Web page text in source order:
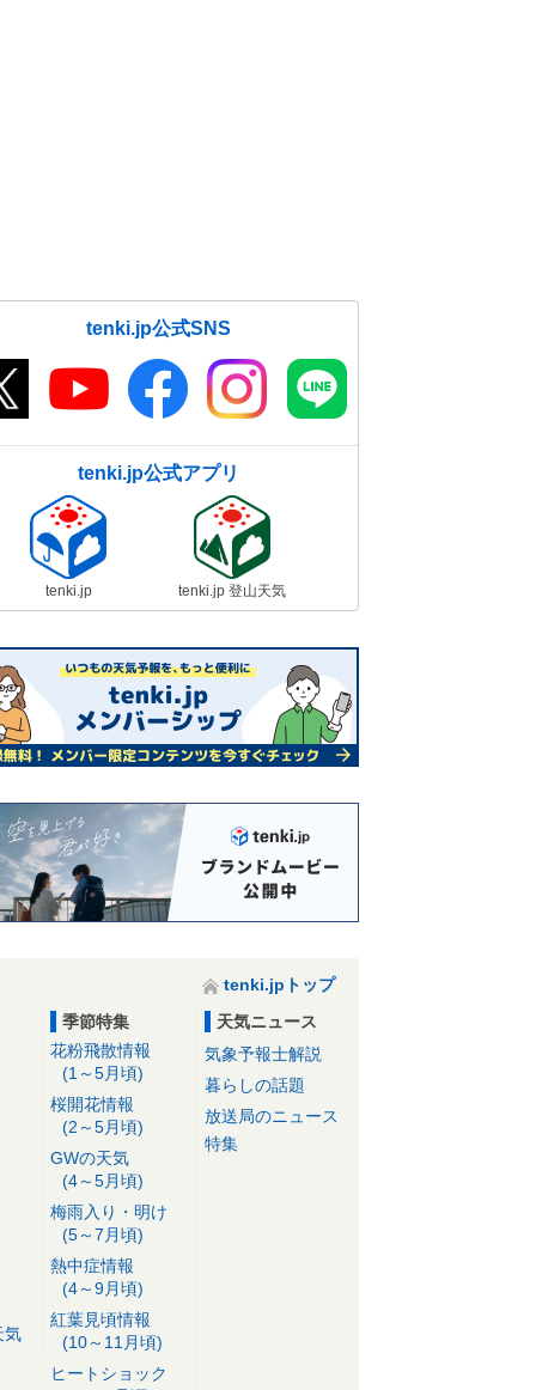
tenki.jp公式SNS
tenki.jp公式アプリ
tenki.jp tenki.jp 登山天気
tenki.jpトップ
気
季節特集
花粉飛散情報
(1～5月頃)
桜開花情報
(2～5月頃)
GWの天気
(4～5月頃)
梅雨入り・明け
(5～7月頃)
熱中症情報
(4～9月頃)
紅葉見頃情報
(10～11月頃)
ヒートショック
天気ニュース
気象予報士解説
暮らしの話題
放送局のニュース
特集